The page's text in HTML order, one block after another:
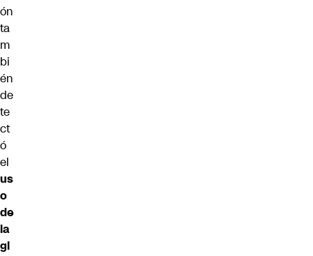
ón
ta
m
bi
én
de
te
ct
ó
el
us
o
de
la
gl